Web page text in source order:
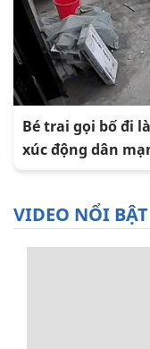
Bé trai gọi bố đi
xúc động dân
VIDEO NỔI BẬT